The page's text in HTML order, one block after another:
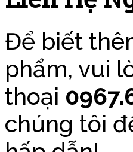
Để biết
phẩm, vui
thoại
chúng tôi